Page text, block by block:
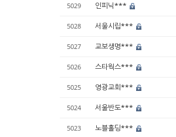
5029 인피닉***
5028 서울시립***
5027 교보생명***
5026 스타웍스***
5025 영광교회***
5024 서울반도***
5023 노블홀딩***